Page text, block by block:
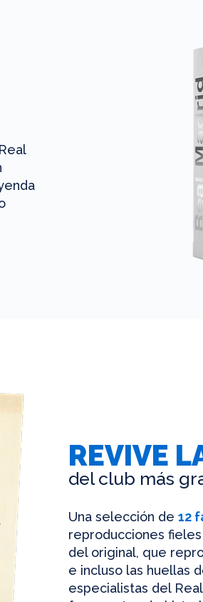
REVIVE
del club más
Una selección de 12
reproducciones
del original, que
e incluso las huellas
especialistas del